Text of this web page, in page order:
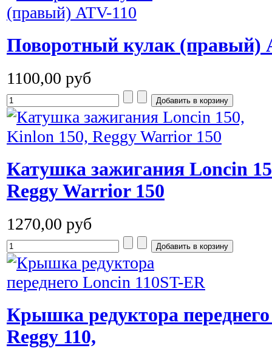
Поворотный кулак (правый)
1100,00 руб
Катушка зажигания Loncin
Reggy Warrior 150
1270,00 руб
Крышка редуктора
Reggy 110,